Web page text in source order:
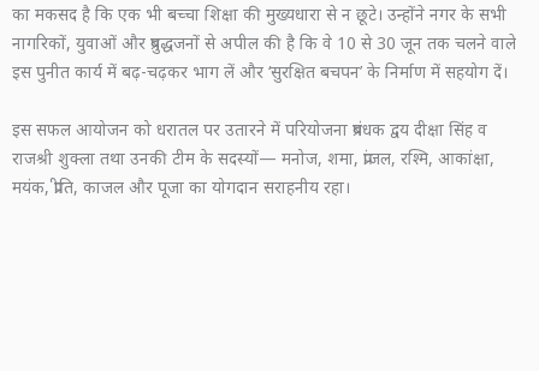
का मकसद है कि एक भी बच्चा शिक्षा की मुख्यधारा से न छूटे। उन्होंने नगर के सभी
नागरिकों, युवाओं और प्रबुद्धजनों से अपील की है कि वे 10 से 30 जून तक चलने वाले
इस पुनीत कार्य में बढ़-चढ़कर भाग लें और ‘सुरक्षित बचपन’ के निर्माण में सहयोग दें।
इस सफल आयोजन को धरातल पर उतारने में परियोजना प्रबंधक द्वय दीक्षा सिंह व
राजश्री शुक्ला तथा उनकी टीम के सदस्यों— मनोज, शमा, प्रांजल, रश्मि, आकांक्षा,
मयंक, प्रीति, काजल और पूजा का योगदान सराहनीय रहा।